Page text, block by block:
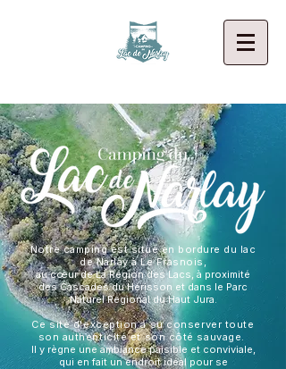
Notre camping est situé en bordure du lac
de Narlay à Le Frasnois,
au cœur de La Région des Lacs, à proximité
des Cascades du Hérisson et dans le Parc
Naturel Régional du Haut Jura.
Ce site d'exception a su conserver toute
son authenticité et son côté sauvage.
Il y règne une ambiance paisible et conviviale,
qui en fait un endroit idéal pour se